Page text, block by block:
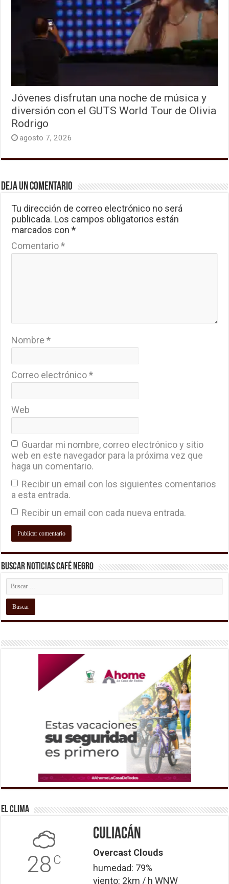
Jóvenes disfrutan una noche de música y
diversión con el GUTS World Tour de Olivia
Rodrigo
agosto 7, 2026
Deja un comentario
Tu dirección de correo electrónico no será
publicada. Los campos obligatorios están
marcados con*
Comentario*
Nombre*
Correo electrónico*
Web
Guardar mi nombre, correo electrónico y sitio
web en este navegador para la próxima vez que
haga un comentario.
Recibir un email con los siguientes comentarios
a esta entrada.
Recibir un email con cada nueva entrada.
Buscar Noticias Café Negro
El Clima
28 C
Culiacán
Overcast Clouds
humedad: 79%
viento: 2km / h WNW